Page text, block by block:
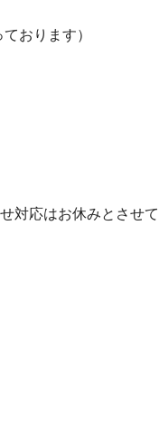
おります）
対応はお休みとさせて